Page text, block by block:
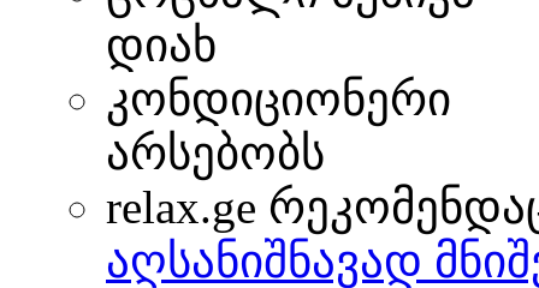
დიახ
კონდიციონერი
არსებობს
relax.ge
აღსანიშნავად